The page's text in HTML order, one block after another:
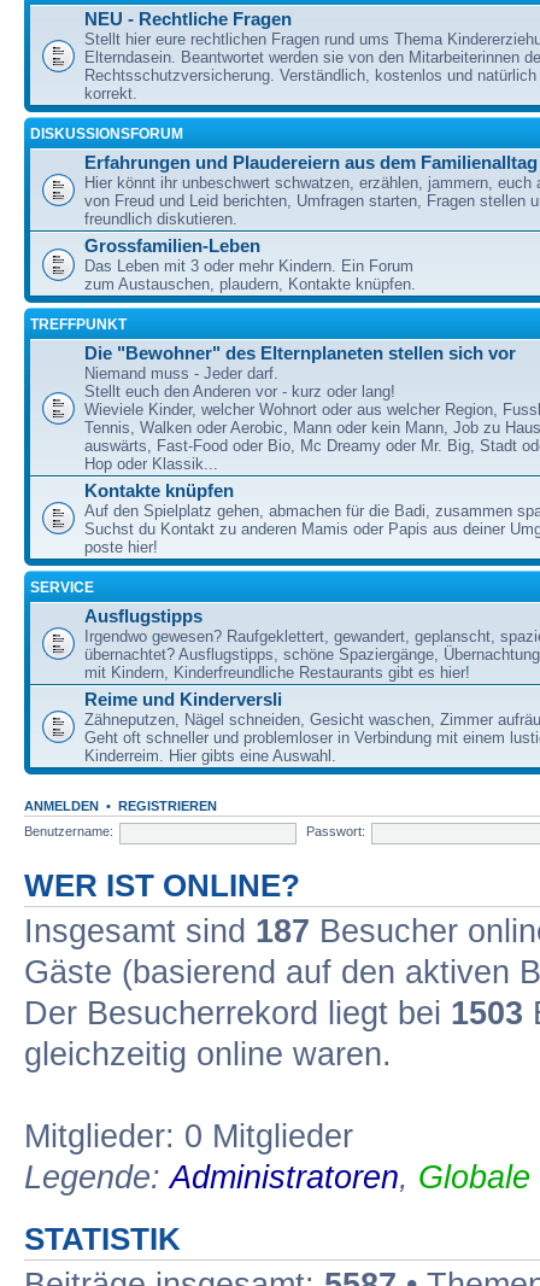
NEU - Rechtliche Fragen
Stellt hier eure rechtlichen Fragen rund ums Thema
Elterndasein. Beantwortet werden sie von den Mitarbeiterinnen
Rechtsschutzversicherung. Verständlich, kostenlos und
korrekt.
DISKUSSIONSFORUM
Erfahrungen und Plaudereiern aus dem Familienalltag
Hier könnt ihr unbeschwert schwatzen, erzählen, jammern, euch
von Freud und Leid berichten, Umfragen starten, Fragen stellen
freundlich diskutieren.
Grossfamilien-Leben
Das Leben mit 3 oder mehr Kindern. Ein Forum
zum Austauschen, plaudern, Kontakte knüpfen.
TREFFPUNKT
Die "Bewohner" des Elternplaneten stellen sich vor
Niemand muss - Jeder darf.
Stellt euch den Anderen vor - kurz oder lang!
Wieviele Kinder, welcher Wohnort oder aus welcher Region,
Tennis, Walken oder Aerobic, Mann oder kein Mann, Job zu
auswärts, Fast-Food oder Bio, Mc Dreamy oder Mr. Big, Stadt
Hop oder Klassik...
Kontakte knüpfen
Auf den Spielplatz gehen, abmachen für die Badi, zusammen
Suchst du Kontakt zu anderen Mamis oder Papis aus deiner
poste hier!
SERVICE
Ausflugstipps
Irgendwo gewesen? Raufgeklettert, gewandert, geplanscht,
übernachtet? Ausflugstipps, schöne Spaziergänge,
mit Kindern, Kinderfreundliche Restaurants gibt es hier!
Reime und Kinderversli
Zähneputzen, Nägel schneiden, Gesicht waschen, Zimmer
Geht oft schneller und problemloser in Verbindung mit einem
Kinderreim. Hier gibts eine Auswahl.
ANMELDEN • REGISTRIEREN
Benutzername:
Passwort:
WER IST ONLINE?
Insgesamt sind 187 Besucher
Gäste (basierend auf den aktiven
Der Besucherrekord liegt bei 1503
gleichzeitig online waren.
Mitglieder: 0 Mitglieder
Legende:Administratoren,
STATISTIK